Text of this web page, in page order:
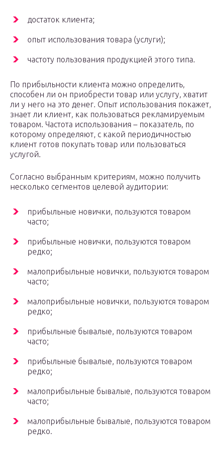
достаток клиента;
опыт использования товара (услуги);
частоту пользования продукцией этого типа.
По прибыльности клиента можно определить,
способен ли он приобрести товар или услугу, хватит
ли у него на это денег. Опыт использования покажет,
знает ли клиент, как пользоваться рекламируемым
товаром. Частота использования – показатель, по
которому определяют, с какой периодичностью
клиент готов покупать товар или пользоваться
услугой.
Согласно выбранным критериям, можно получить
несколько сегментов целевой аудитории:
прибыльные новички, пользуются товаром
часто;
прибыльные новички, пользуются товаром
редко;
малоприбыльные новички, пользуются товаром
часто;
малоприбыльные новички, пользуются товаром
редко;
прибыльные бывалые, пользуются товаром
часто;
прибыльные бывалые, пользуются товаром
редко;
малоприбыльные бывалые, пользуются товаром
часто;
малоприбыльные бывалые, пользуются товаром
редко.